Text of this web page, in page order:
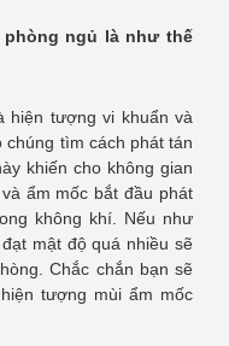
phòng ngủ là như thế
hiện tượng vi khuẩn và
chúng tìm cách phát tán
khiến cho không gian
ẩm mốc bắt đầu phát
không khí. Nếu như
mật độ quá nhiều sẽ
Chắc chắn bạn sẽ
tượng mùi ẩm mốc